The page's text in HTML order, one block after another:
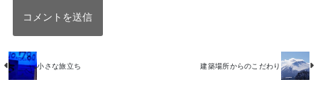
小さな旅立ち 建築場所からのこだわり